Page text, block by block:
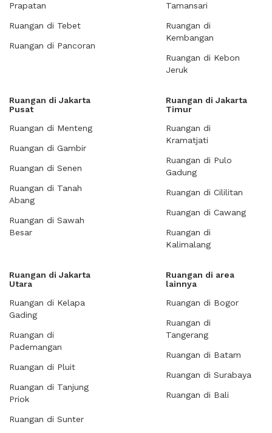
Prapatan
Ruangan di Tebet
Ruangan di Pancoran
Tamansari
Ruangan di
Kembangan
Ruangan di Kebon
Jeruk
Ruangan di Jakarta
Pusat
Ruangan di Menteng
Ruangan di Gambir
Ruangan di Senen
Ruangan di Tanah
Abang
Ruangan di Sawah
Besar
Ruangan di Jakarta
Timur
Ruangan di
Kramatjati
Ruangan di Pulo
Gadung
Ruangan di Cililitan
Ruangan di Cawang
Ruangan di
Kalimalang
Ruangan di Jakarta
Utara
Ruangan di Kelapa
Gading
Ruangan di
Pademangan
Ruangan di Pluit
Ruangan di Tanjung
Priok
Ruangan di Sunter
Ruangan di area
lainnya
Ruangan di Bogor
Ruangan di
Tangerang
Ruangan di Batam
Ruangan di Surabaya
Ruangan di Bali